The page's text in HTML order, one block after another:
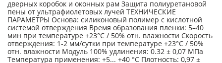
дверных коробок и оконных рам Защита полиуретановой
пены от ультрафиолетовых лучей ТЕХНИЧЕСКИЕ
ПАРАМЕТРЫ Основа: силиконовый полимер с кислотной
системой отверждения Время образования пленки: 5–40
мин при температуре +23°C / 50% отн. влажности Скорость
отверждения: 1-2 мм/сутки при температуре +23°C / 50%
отн. влажности Модуль 100% удлинения: 0.32 ± 0,07 MПa
Температура применения: +5... +40 °С Плотность: 0,97 ±